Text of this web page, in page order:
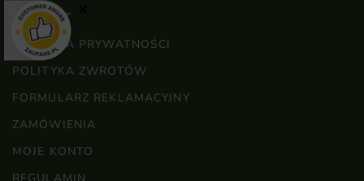
KONTAKT
POLITYKA PRYWATNOŚCI
POLITYKA ZWROTÓW
FORMULARZ REKLAMACYJNY
ZAMÓWIENIA
MOJE KONTO